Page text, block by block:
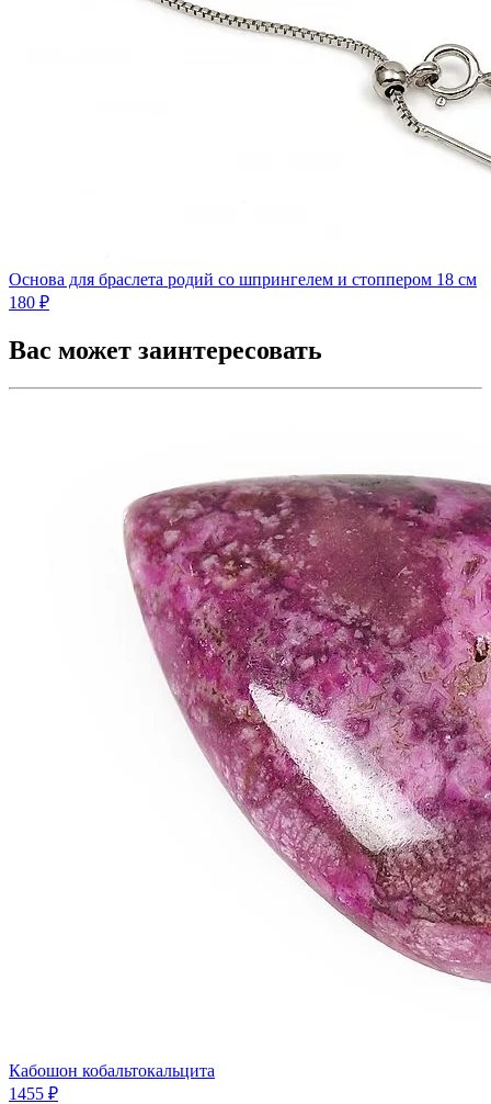
Основа для браслета родий со шпрингелем и стоппером 18 см
180 ₽
Вас может заинтересовать
Кабошон кобальтокальцита
1455 ₽